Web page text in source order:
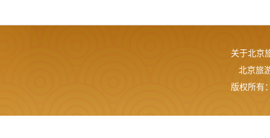
关于北京
北京旅
版权所有